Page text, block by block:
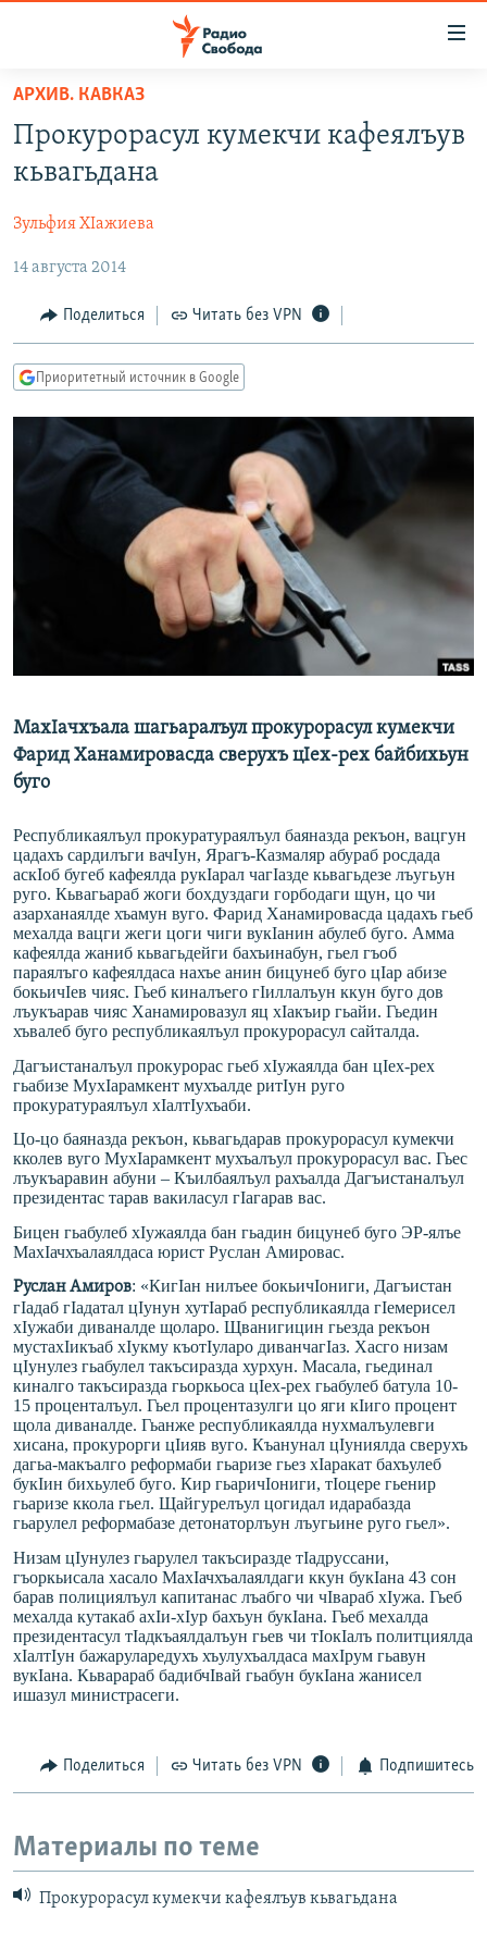
упрощенного
доступа
основному
Вернутся
главной
навигации
Вернутся
ПОДКАСТЫ
ЦИТАТЫ СВОБОДЫ
МНЕНИЯ
КУЛЬТУРА
IDEL.РЕАЛИИ
КАВКАЗ.РЕАЛИИ
СЕВЕР.РЕАЛИИ
СИБИРЬ.РЕАЛИИ
РАСПИСАНИЕ ВЕЩАНИЯ
ПОДПИШИТЕСЬ НА РАССЫЛКУ
Все сайты РСЕ/РС
АРХИВ. КАВКАЗ
Прокурорасул кумекчи кафеялъув
кьвагьдана
Зульфия ХIажиева
14 августа 2014
Поделиться Читать без VPN
Приоритетный источник в Google
МахIачхъала шагьаралъул прокурорасул кумекчи
Фарид Ханамировасда сверухъ цIех-рех байбихьун
буго
Республикаялъул прокуратураялъул баяназда рекъон, вацгун
цадахъ сардилъги вачIун, Ярагъ-Казмаляр абураб росдада
аскIоб бугеб кафеялда рукIарал чагIазде кьвагьдезе лъугьун
руго. Кьвагьараб жоги бохдуздаги горбодаги щун, цо чи
азарханаялде хъамун вуго. Фарид Ханамировасда цадахъ гьеб
мехалда вацги жеги цоги чиги вукIанин абулеб буго. Амма
кафеялда жаниб кьвагьдейги бахъинабун, гьел гъоб
параялъго кафеялдаса нахъе анин бицунеб буго цIар абизе
бокьичIев чияс. Гьеб киналъего гIиллалъун ккун буго дов
лъукъарав чияс Ханамировазул яц хIакъир гьайи. Гьедин
хъвалеб буго республикаялъул прокурорасул сайталда.
Дагъистаналъул прокурорас гьеб хIужаялда бан цIех-рех
гьабизе МухIарамкент мухъалде ритIун руго
прокуратураялъул хIалтIухъаби.
Цо-цо баяназда рекъон, кьвагьдарав прокурорасул кумекчи
кколев вуго МухIарамкент мухъалъул прокурорасул вас. Гьес
лъукъаравин абуни – Къилбаялъул рахъалда Дагъистаналъул
президентас тарав вакиласул гIагарав вас.
Бицен гьабулеб хIужаялда бан гьадин бицунеб буго ЭР-ялъе
МахIачхъалаялдаса юрист Руслан Амировас.
Руслан Амиров: «КигIан нилъее бокьичIониги, Дагъистан
гIадаб гIадатал цIунун хутIараб республикаялда гIемерисел
хIужаби диваналде щоларо. Щванигицин гьезда рекъон
мустахIикъаб хIукму къотIуларо диванчагIаз. Хасго низам
цIунулез гьабулел такъсиразда хурхун. Масала, гьединал
киналго такъсиразда гьоркьоса цIех-рех гьабулеб батула 10-
15 проценталъул. Гьел процентазулги цо яги кIиго процент
щола диваналде. Гьанже республикаялда нухмалъулевги
хисана, прокурорги цIияв вуго. Къанунал цIуниялда сверухъ
дагьа-макъалго реформаби гьаризе гьез хIаракат бахъулеб
букIин бихьулеб буго. Кир гьаричIониги, тIоцере гьенир
гьаризе ккола гьел. Щайгурелъул цогидал идарабазда
гьарулел реформабазе детонаторлъун лъугьине руго гьел».
Низам цIунулез гьарулел такъсиразде тIадруссани,
гъоркьисала хасало МахIачхъалаялдаги ккун букIана 43 сон
барав полициялъул капитанас лъабго чи чIвараб хIужа. Гьеб
мехалда кутакаб ахIи-хIур бахъун букIана. Гьеб мехалда
президентасул тIадкъаялдалъун гьев чи тIокIалъ политциялда
хIалтIун бажаруларедухъ хъулухъалдаса махIрум гьавун
вукIана. Кьварараб бадибчIвай гьабун букIана жанисел
ишазул министрасеги.
Поделиться Читать без VPN Подпишитесь
Материалы по теме
Прокурорасул кумекчи кафеялъув кьвагьдана